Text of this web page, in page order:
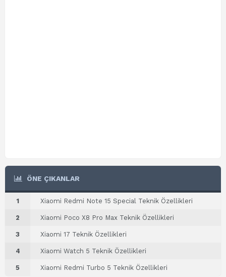
ÖNE ÇIKANLAR
1 Xiaomi Redmi Note 15 Special Teknik Özellikleri
2 Xiaomi Poco X8 Pro Max Teknik Özellikleri
3 Xiaomi 17 Teknik Özellikleri
4 Xiaomi Watch 5 Teknik Özellikleri
5 Xiaomi Redmi Turbo 5 Teknik Özellikleri